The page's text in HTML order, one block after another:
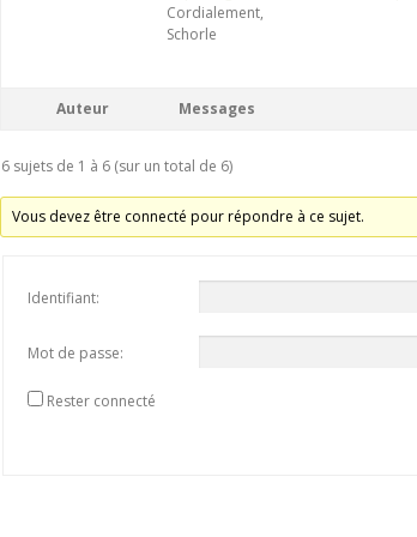
Cordialement,
Schorle
Auteur Messages
6 sujets de 1 à 6 (sur un total de 6)
Vous devez être connecté pour répondre à ce sujet.
Identifiant:
Mot de passe:
Rester connecté